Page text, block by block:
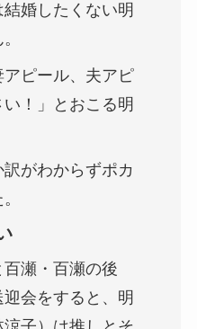
婚したくない明
アピール、夫アピ
！」とおこる明
がわからずポカ
瀬・百瀬の後
会をすると、明